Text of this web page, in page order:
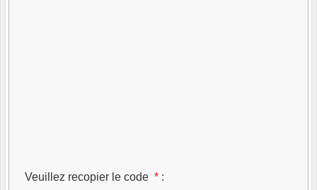
Veuillez recopier le code * :